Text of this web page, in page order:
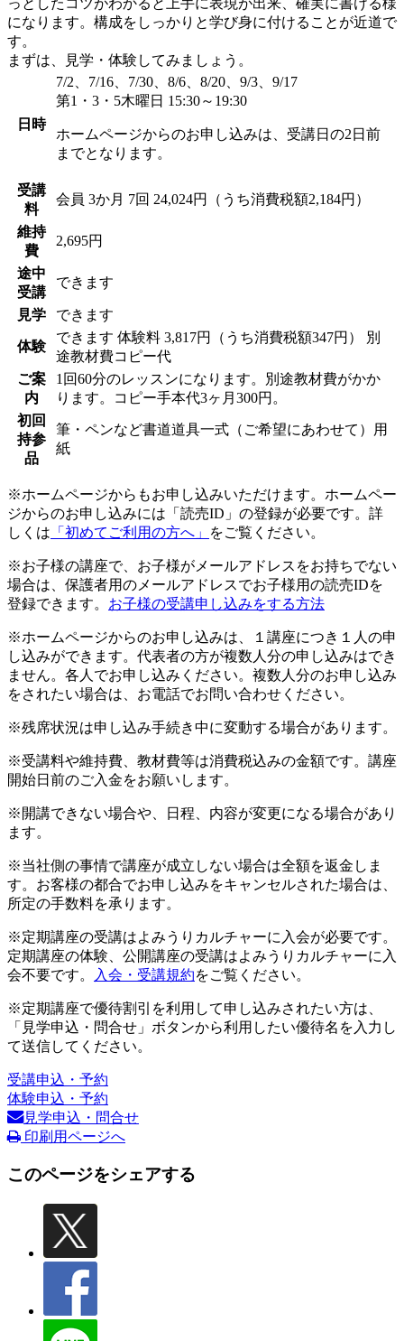
になります。構成をしっかりと学び身に付けることが近道で
す。
まずは、見学・体験してみましょう。
日時
7/2、7/16、7/30、8/6、8/20、9/3、9/17
第1・3・5木曜日 15:30～19:30
ホームページからのお申し込みは、受講日の2日前
までとなります。
受講
料
会員 3か月 7回 24,024円（うち消費税額2,184円）
維持
費
2,695円
途中
受講
できます
見学 できます
体験
できます 体験料 3,817円（うち消費税額347円）
別
途教材費コピー代
ご案
内
1回60分のレッスンになります。別途教材費がかか
ります。コピー手本代3ヶ月300円。
初回
持参
品
筆・ペンなど書道道具一式（ご希望にあわせて）用
紙
※ホームページからもお申し込みいただけます。ホームペー
ジからのお申し込みには「読売ID」の登録が必要です。詳
しくは 「初めてご利用の方へ」 をご覧ください。
※お子様の講座で、お子様がメールアドレスをお持ちでない
場合は、保護者用のメールアドレスでお子様用の読売IDを
登録できます。 お子様の受講申し込みをする方法
※ホームページからのお申し込みは、１講座につき１人の申
し込みができます。代表者の方が複数人分の申し込みはでき
ません。各人でお申し込みください。複数人分のお申し込み
をされたい場合は、お電話でお問い合わせください。
※残席状況は申し込み手続き中に変動する場合があります。
※受講料や維持費、教材費等は消費税込みの金額です。講座
開始日前のご入金をお願いします。
※開講できない場合や、日程、内容が変更になる場合があり
ます。
※当社側の事情で講座が成立しない場合は全額を返金しま
す。お客様の都合でお申し込みをキャンセルされた場合は、
所定の手数料を承ります。
※定期講座の受講はよみうりカルチャーに入会が必要です。
定期講座の体験、公開講座の受講はよみうりカルチャーに入
会不要です。
入会・受講規約をご覧ください。
※定期講座で優待割引を利用して申し込みされたい方は、
「見学申込・問合せ」ボタンから利用したい優待名を入力し
て送信してください。
受講申込・予約
体験申込・予約
見学申込・問合せ
印刷用ページへ
このページをシェアする